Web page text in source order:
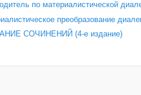
по материалистической
преобразование
СОЧИНЕНИЙ (4-е издание)